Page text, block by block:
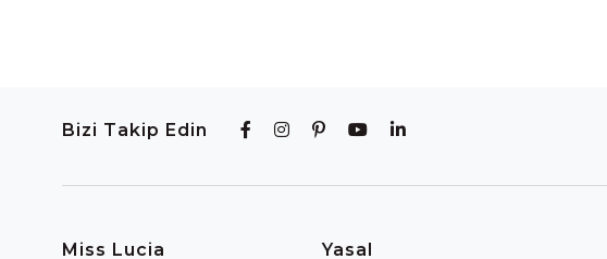
Bizi Takip Edin
Miss Lucia Yasal